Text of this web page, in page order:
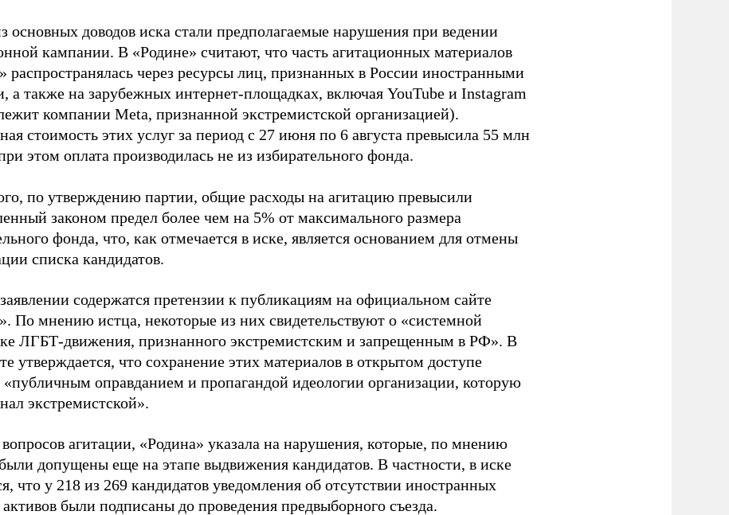
основных доводов иска стали предполагаемые нарушения при ведении
кампании. В «Родине» считают, что часть агитационных материалов
распространялась через ресурсы лиц, признанных в России иностранными
а также на зарубежных интернет-площадках, включая YouTube и Instagram
компании Meta, признанной экстремистской организацией).
стоимость этих услуг за период с 27 июня по 6 августа превысила 55 млн
этом оплата производилась не из избирательного фонда.
по утверждению партии, общие расходы на агитацию превысили
законом предел более чем на 5% от максимального размера
фонда, что, как отмечается в иске, является основанием для отмены
списка кандидатов.
содержатся претензии к публикациям на официальном сайте
По мнению истца, некоторые из них свидетельствуют о «системной
ЛГБТ-движения, признанного экстремистским и запрещенным в РФ». В
утверждается, что сохранение этих материалов в открытом доступе
«публичным оправданием и пропагандой идеологии организации, которую
экстремистской».
агитации, «Родина» указала на нарушения, которые, по мнению
допущены еще на этапе выдвижения кандидатов. В частности, в иске
что у 218 из 269 кандидатов уведомления об отсутствии иностранных
активов были подписаны до проведения предвыборного съезда.